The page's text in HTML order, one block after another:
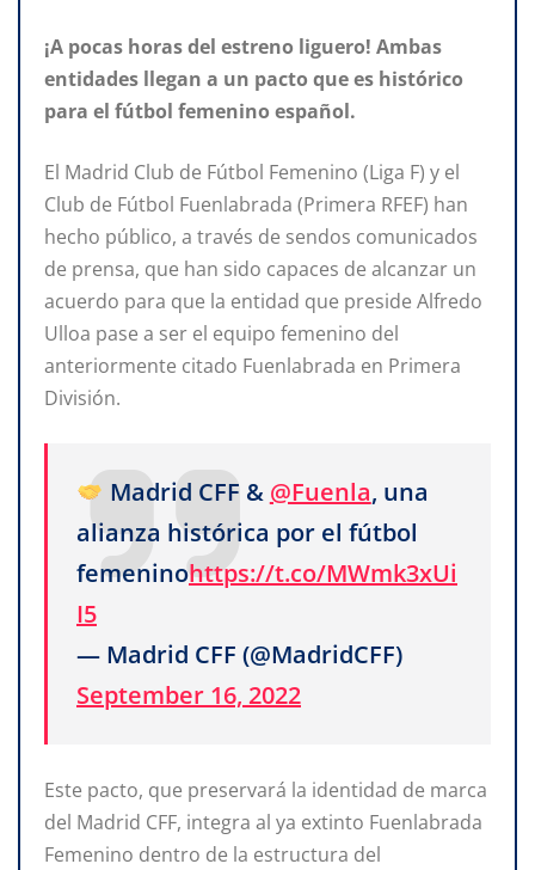
¡A pocas horas del estreno liguero! Ambas
entidades llegan a un pacto que es histórico
para el fútbol femenino español.
El Madrid Club de Fútbol Femenino (Liga F) y el
Club de Fútbol Fuenlabrada (Primera RFEF) han
hecho público, a través de sendos comunicados
de prensa, que han sido capaces de alcanzar un
acuerdo para que la entidad que preside Alfredo
Ulloa pase a ser el equipo femenino del
anteriormente citado Fuenlabrada en Primera
División.
Madrid CFF & @Fuenla, una
alianza histórica por el fútbol
femeninohttps://t.co/MWmk3xUi
I5
— Madrid CFF (@MadridCFF)
September 16, 2022
Este pacto, que preservará la identidad de marca
del Madrid CFF, integra al ya extinto Fuenlabrada
Femenino dentro de la estructura del